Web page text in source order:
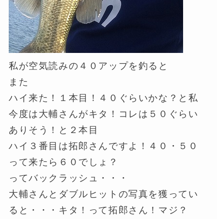
私が空気読みの４０アップを釣ると
また
ハイ来た！１本目！４０ぐらいかな？と私
今度は大輔さんがキタ！コレは５０ぐらい
ありそう！と２本目
ハイ３番目は拓郎さんですよ！４０・５０
って来たら６０でしょ？
ってバックラッシュ・・・
大輔さんとダブルヒットの写真を獲ってい
ると・・・キタ！って拓郎さん！マジ？